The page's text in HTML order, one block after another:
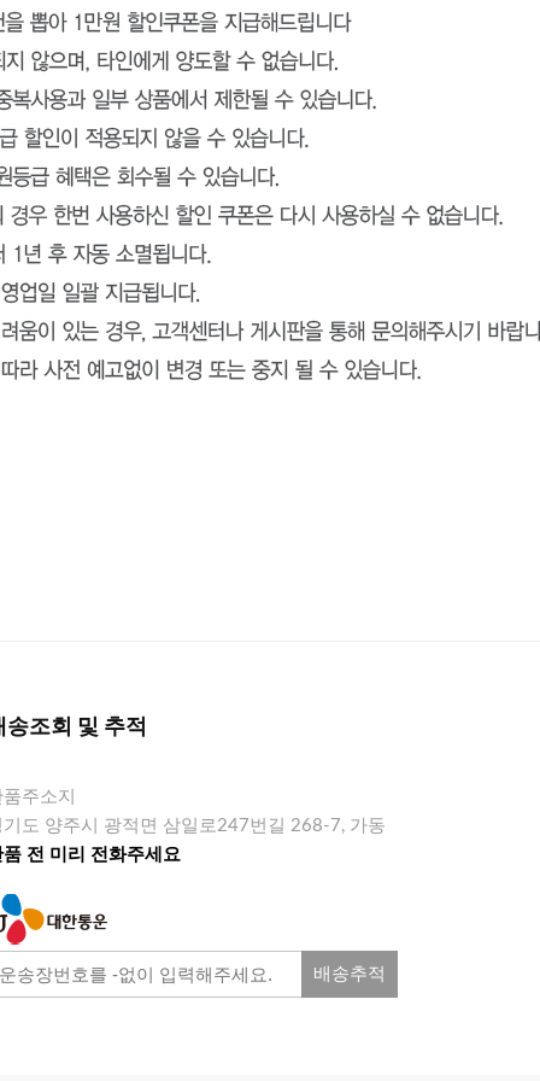
송조회 및 추적
주소지
기도 양주시 광적면 삼일로247번길 268-7, 가동
품 전 미리 전화주세요
배송추적